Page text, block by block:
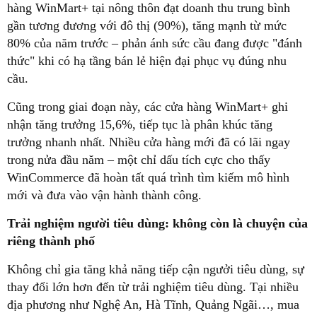
hàng WinMart+ tại nông thôn đạt doanh thu trung bình
gần tương đương với đô thị (90%), tăng mạnh từ mức
80% của năm trước – phản ánh sức cầu đang được "đánh
thức" khi có hạ tầng bán lẻ hiện đại phục vụ đúng nhu
cầu.
Cũng trong giai đoạn này, các cửa hàng WinMart+ ghi
nhận tăng trưởng 15,6%, tiếp tục là phân khúc tăng
trưởng nhanh nhất. Nhiều cửa hàng mới đã có lãi ngay
trong nửa đầu năm – một chỉ dấu tích cực cho thấy
WinCommerce đã hoàn tất quá trình tìm kiếm mô hình
mới và đưa vào vận hành thành công.
Trải nghiệm người tiêu dùng: không còn là chuyện của
riêng thành phố
Không chỉ gia tăng khả năng tiếp cận ngưởi tiêu dùng, sự
thay đổi lớn hơn đến từ trải nghiệm tiêu dùng. Tại nhiều
địa phương như Nghệ An, Hà Tĩnh, Quảng Ngãi…, mua